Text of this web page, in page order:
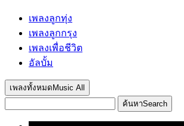
เพลงลูกทุ่ง
เพลงลูกกรุง
เพลงเพื่อชีวิต
อัลบั้ม
เพลงทั้งหมด Music All
ค้นหาSearch